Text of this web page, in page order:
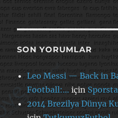
SON YORUMLAR
Leo Messi — Back in
Football:… için
2014 Brezilya Dünya